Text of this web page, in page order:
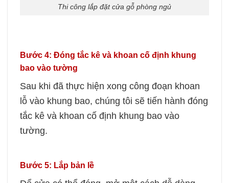
Thi công lắp đặt cửa gỗ phòng ngủ
Bước 4: Đóng tắc kê và khoan cố định khung
bao vào tường
Sau khi đã thực hiện xong công đoạn khoan
lỗ vào khung bao, chúng tôi sẽ tiến hành đóng
tắc kê và khoan cố định khung bao vào
tường.
Bước 5: Lắp bản lề